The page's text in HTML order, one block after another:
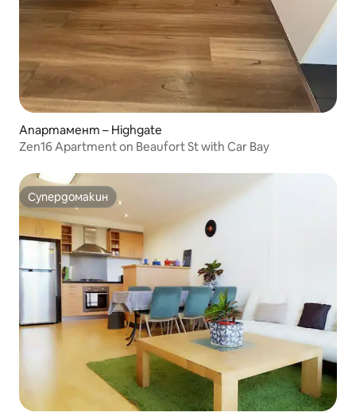
Апартамент – Highgate
Zen16 Apartment on Beaufort St with Car Bay
Супердомакин
Супердомакин